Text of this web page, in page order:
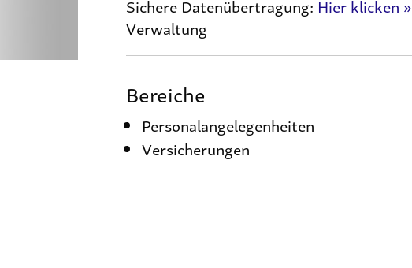
Sichere Datenübertragung: Hier klicken »
Verwaltung
Bereiche
Personalangelegenheiten
Versicherungen